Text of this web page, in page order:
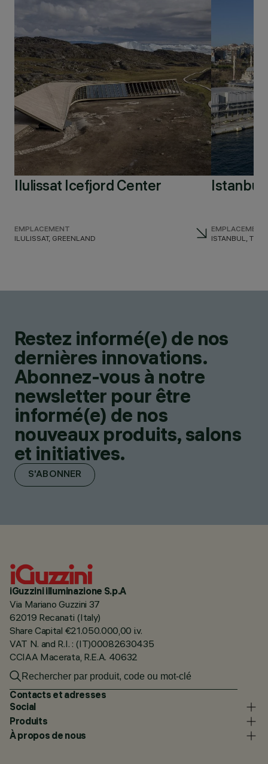
Ilulissat Icefjord Center
EMPLACEMENT
ILULISSAT, GREENLAND
Istanbul
EMPLACEMENT
ISTANBUL,
Restez informé(e) de nos
dernières innovations.
Abonnez-vous à notre
newsletter pour être
informé(e) de nos
nouveaux produits, salons
et initiatives.
S'ABONNER
iGuzzini illuminazione S.p.A
Via Mariano Guzzini 37
62019 Recanati (Italy)
Share Capital €21.050.000,00 i.v.
VAT N. and R.I. : (IT)00082630435
CCIAA Macerata, R.E.A. 40632
Contacts et adresses
Social
Produits
À propos de nous